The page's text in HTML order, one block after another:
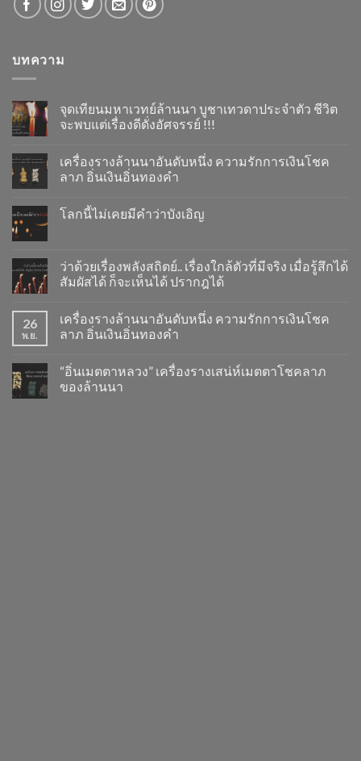
บทความ
จุดเทียนมหาเวทย์ล้านนา บูชาเทวดาประจำตัว ชีวิต
จะพบแต่เรื่องดีดั่งอัศจรรย์ !!!
เครื่องรางล้านนาอันดับหนึ่ง ความรักการเงินโชค
ลาภ อิ่นเงินอิ่นทองคำ
โลกนี้ไม่เคยมีคำว่าบังเอิญ
ว่าด้วยเรื่องพลังสถิตย์.. เรื่องใกล้ตัวที่มีจริง เมื่อรู้สึกได้
สัมผัสได้ ก็จะเห็นได้ ปรากฎได้
26
พ.ย.
เครื่องรางล้านนาอันดับหนึ่ง ความรักการเงินโชค
ลาภ อิ่นเงินอิ่นทองคำ
“อิ่นเมตตาหลวง” เครื่องรางเสน่ห์เมตตาโชคลาภ
ของล้านนา